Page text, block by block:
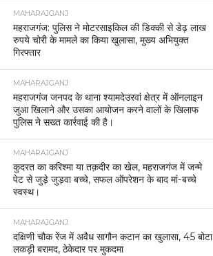
MAHARAJGANJ
महराजगंज: पुलिस ने मोटरसाइकिल की डिक्की से डेढ़ लाख
रुपये चोरी के मामले का किया खुलासा, मुख्य अभियुक्त
गिरफ्तार
MAHARAJGANJ
महराजगंज जनपद के थाना श्यामदेउरवां क्षेत्र में ऑनलाइन
जुआ खिलाने और उसका आयोजन करने वालों के खिलाफ
पुलिस ने सख्त कार्रवाई की है।
MAHARAJGANJ
कुदरत का करिश्मा या तक़दीर का खेल, महराजगंज में जन्मे
पेट से जुड़े जुड़वा बच्चे, सफल ऑपरेशन के बाद मां-बच्चे
स्वस्थ।
MAHARAJGANJ
दक्षिणी चौक रेंज में अवैध सागौन कटान का खुलासा, 45 बोटा
लकड़ी बरामद, ठेकेदार पर मुकदमा